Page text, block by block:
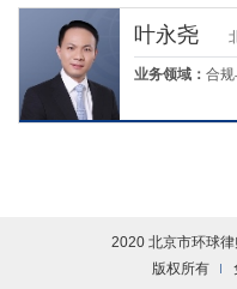
叶永尧
业务领域： 合
2020 北京市环球
版权所有